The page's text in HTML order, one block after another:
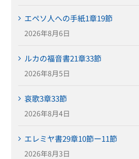
エペソ人への手紙1章19節
2026年8月6日
ルカの福音書21章33節
2026年8月5日
哀歌3章33節
2026年8月4日
エレミヤ書29章10節ー11節
2026年8月3日